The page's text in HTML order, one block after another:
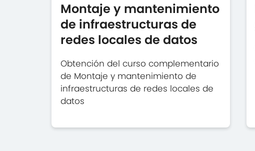
Montaje y mantenimiento
de infraestructuras de
redes locales de datos
Obtención del curso complementario
de Montaje y mantenimiento de
infraestructuras de redes locales de
datos